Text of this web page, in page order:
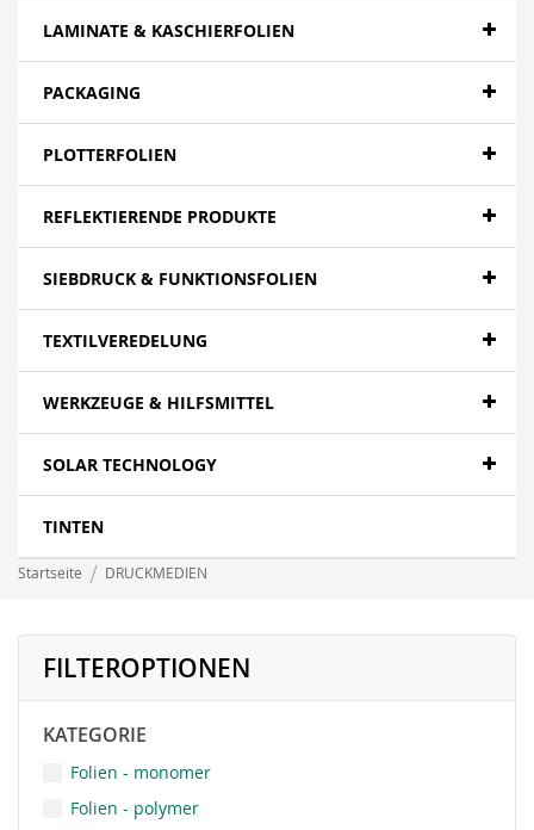
Mesh
Textilien
Folien - High Tack | Niedertemperaturen
Folien - Adhäsionsfolien
Papier- Fotopapier
Textilien - Canvas
Folien- polymer
LFP wasserbasierend - Papier
LFP wasserbasierend - Canvas
LFP wasserbasierend - Folie
LFP wasserbasierend - Textil
Banner - Mesh
LAMINATE & KASCHIERFOLIEN
PACKAGING
PLOTTERFOLIEN
REFLEKTIERENDE PRODUKTE
SIEBDRUCK & FUNKTIONSFOLIEN
TEXTILVEREDELUNG
WERKZEUGE & HILFSMITTEL
SOLAR TECHNOLOGY
TINTEN
Startseite DRUCKMEDIEN
FILTEROPTIONEN
KATEGORIE
Folien - monomer
Folien - polymer